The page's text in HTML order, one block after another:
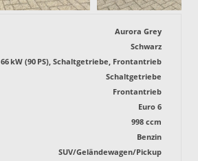
Aurora Grey
Schwarz
66 kW (90 PS), Schaltgetriebe, Frontantrieb
Schaltgetriebe
Frontantrieb
Euro 6
998 ccm
Benzin
SUV/Geländewagen/Pickup